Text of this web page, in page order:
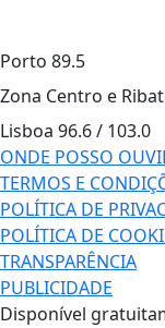
Porto 89.5
Zona Centro e
Lisboa 96.6 / 103.0
ONDE POSSO
TERMOS E
POLÍTICA DE
POLÍTICA DE
TRANSPARÊNCIA
PUBLICIDADE
Disponível